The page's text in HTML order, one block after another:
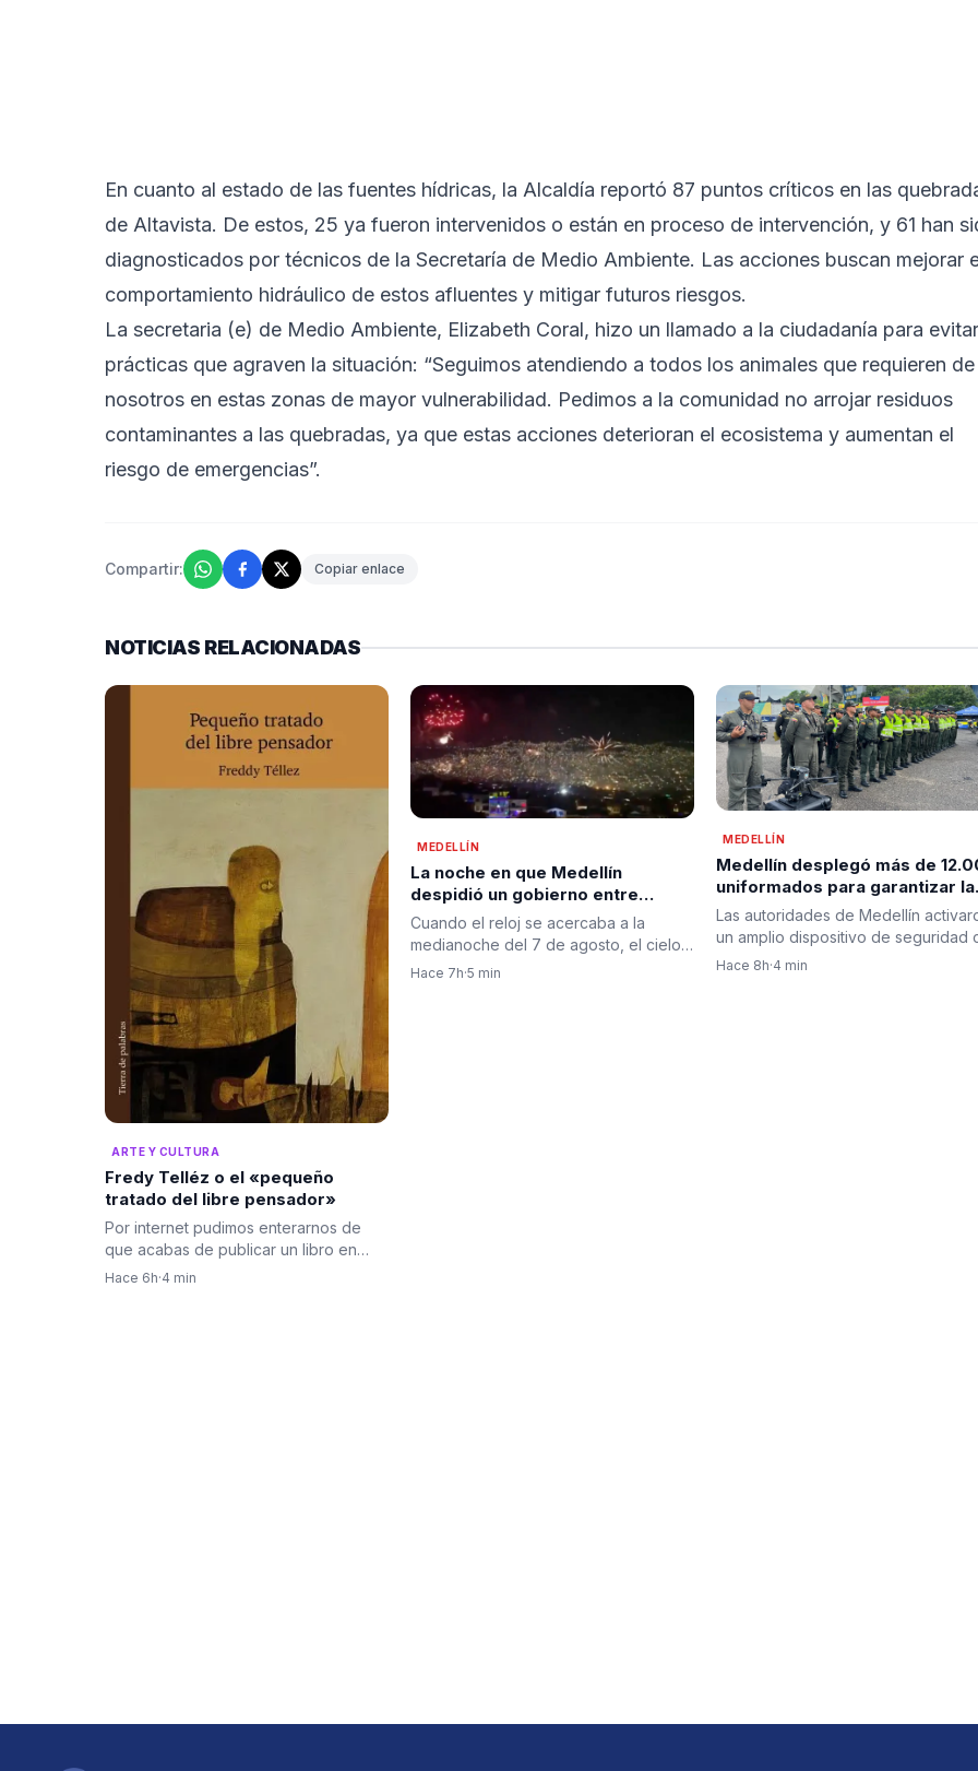
En cuanto al estado de las fuentes hídricas, la Alcaldía reportó 87 puntos críticos en las
de Altavista. De estos, 25 ya fueron intervenidos o están en proceso de intervención, y 61 han
diagnosticados por técnicos de la Secretaría de Medio Ambiente. Las acciones buscan mejorar
comportamiento hidráulico de estos afluentes y mitigar futuros riesgos.
La secretaria (e) de Medio Ambiente, Elizabeth Coral, hizo un llamado a la ciudadanía para evitar
prácticas que agraven la situación: “Seguimos atendiendo a todos los animales que requieren de
nosotros en estas zonas de mayor vulnerabilidad. Pedimos a la comunidad no arrojar residuos
contaminantes a las quebradas, ya que estas acciones deterioran el ecosistema y aumentan el
riesgo de emergencias”.
Compartir: Copiar enlace
NOTICIAS RELACIONADAS
ARTE Y CULTURA
Fredy Telléz o el «pequeño
tratado del libre pensador»
Por internet pudimos enterarnos de
que acabas de publicar un libro en
Francia, titulado “Petit…
Hace 6h·4 min
MEDELLÍN
La noche en que Medellín
despidió un gobierno entre
pólvora, abrazos y dando la
bienvenida a la esperanza de
Cuando el reloj se acercaba a la
medianoche del 7 de agosto, el cielo
de Medellín comenzó a…
Hace 7h·5 min
MEDELLÍN
Medellín desplegó más de
uniformados para garantizar la
seguridad durante jornada de
posesión presidencial en
prevención
Las autoridades de Medellín
un amplio dispositivo de seguridad
motivo de la posesión…
Hace 8h·4 min